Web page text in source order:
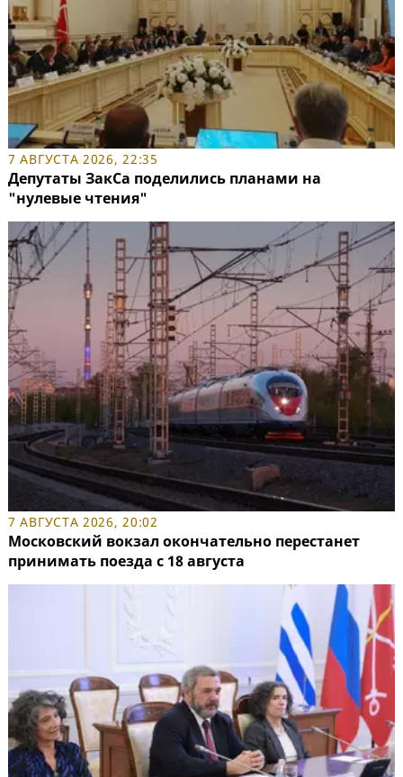
7 АВГУСТА 2026, 22:35
Депутаты ЗакСа поделились планами на
"нулевые чтения"
7 АВГУСТА 2026, 20:02
Московский вокзал окончательно перестанет
принимать поезда с 18 августа